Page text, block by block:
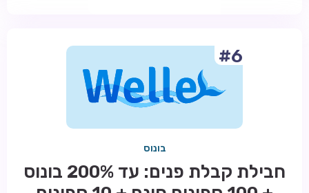
#6
בונוס
חבילת קבלת פנים: עד 200% בונוס